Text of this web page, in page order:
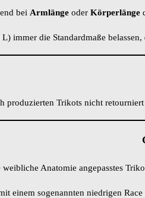
bei Armlänge oder Körperlänge
immer die Standardmaße
produzierten Trikots nicht
Anatomie angepasstes
einem sogenannten niedrigen